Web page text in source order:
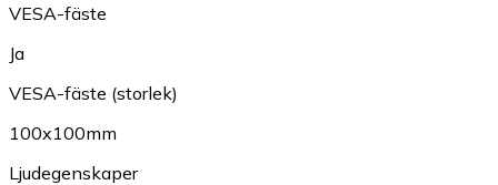
VESA-fäste
Ja
VESA-fäste (storlek)
100x100mm
Ljudegenskaper